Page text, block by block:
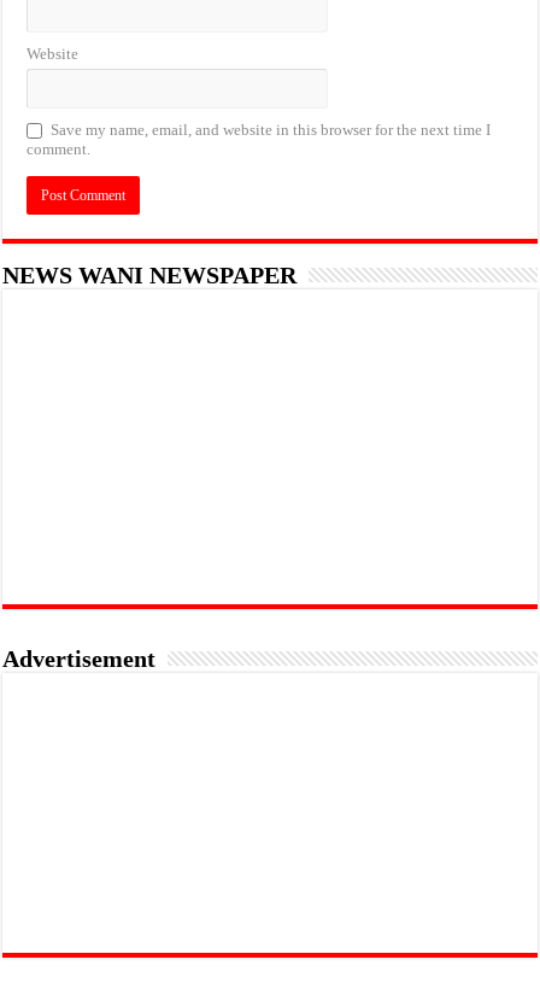
Website
Save my name, email, and website in this browser for the next time I
comment.
NEWS WANI NEWSPAPER
Advertisement